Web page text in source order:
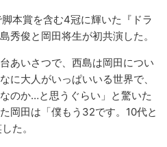
本賞を含む4冠に輝いた『ドラ
秀俊と岡田将生が初共演した。
あいさつで、西島は岡田につい
に大人がいっぱいいる世界で、
のか…と思うぐらい」と驚いた
岡田は「僕もう32です。10代と
た。